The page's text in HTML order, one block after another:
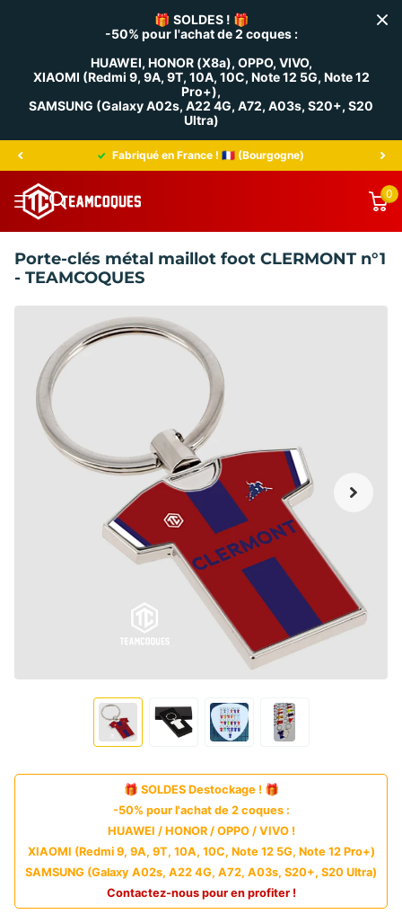
🎁 SOLDES ! 🎁
-50% pour l'achat de 2 coques :
HUAWEI, HONOR (X8a), OPPO, VIVO,
XIAOMI (Redmi 9, 9A, 9T, 10A, 10C, Note 12 5G, Note 12
Pro+),
SAMSUNG (Galaxy A02s, A22 4G, A72, A03s, S20+, S20
Ultra)
Fabriqué en France ! 🇫🇷 (Bourgogne)
0
Porte-clés métal maillot foot CLERMONT n°1
- TEAMCOQUES
🎁 SOLDES Destockage ! 🎁
-50% pour l'achat de 2 coques :
HUAWEI / HONOR / OPPO / VIVO !
XIAOMI (Redmi 9, 9A, 9T, 10A, 10C, Note 12 5G, Note 12 Pro+)
SAMSUNG (Galaxy A02s, A22 4G, A72, A03s, S20+, S20 Ultra)
Contactez-nous pour en profiter !